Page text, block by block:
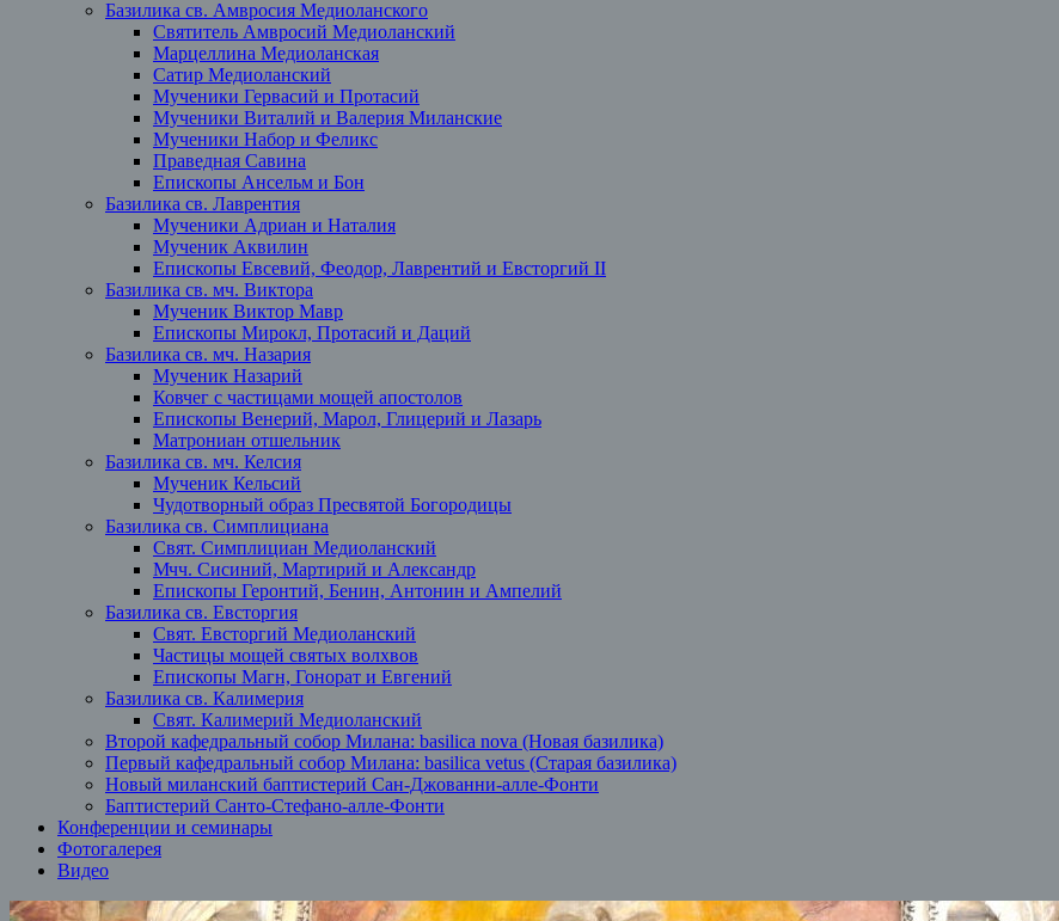
Базилика св. Амвросия Медиоланского
Святитель Амвросий Медиоланский
Марцеллина Медиоланская
Сатир Медиоланский
Мученики Гервасий и Протасий
Мученики Виталий и Валерия Миланские
Мученики Набор и Феликс
Праведная Савина
Епископы Ансельм и Бон
Базилика св. Лаврентия
Мученики Адриан и Наталия
Мученик Аквилин
Епископы Евсевий, Феодор, Лаврентий и Евсторгий II
Базилика св. мч. Виктора
Мученик Виктор Мавр
Епископы Мирокл, Протасий и Даций
Базилика св. мч. Назария
Мученик Назарий
Ковчег с частицами мощей апостолов
Епископы Венерий, Марол, Глицерий и Лазарь
Матрониан отшельник
Базилика св. мч. Келсия
Мученик Кельсий
Чудотворный образ Пресвятой Богородицы
Базилика св. Симплициана
Свят. Симплициан Медиоланский
Мчч. Сисиний, Мартирий и Александр
Епископы Геронтий, Бенин, Антонин и Ампелий
Базилика св. Евсторгия
Свят. Евсторгий Медиоланский
Частицы мощей святых волхвов
Епископы Магн, Гонорат и Евгений
Базилика св. Калимерия
Свят. Калимерий Медиоланский
Второй кафедральный собор Милана: basilica nova (Новая базилика)
Первый кафедральный собор Милана: basilica vetus (Старая базилика)
Новый миланский баптистерий Сан-Джованни-алле-Фонти
Баптистерий Санто-Стефано-алле-Фонти
Конференции и семинары
Фотогалерея
Видео